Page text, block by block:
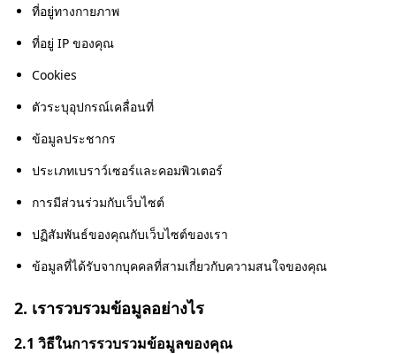
ที่อยู่ทางกายภาพ
ที่อยู่ IP ของคุณ
Cookies
ตัวระบุอุปกรณ์เคลื่อนที่
ข้อมูลประชากร
ประเภทเบราว์เซอร์และคอมพิวเตอร์
การมีส่วนร่วมกับเว็บไซต์
ปฏิสัมพันธ์ของคุณกับเว็บไซต์ของเรา
ข้อมูลที่ได้รับจากบุคคลที่สามเกี่ยวกับความสนใจของคุณ
2. เรารวบรวมข้อมูลอย่างไร
2.1 วิธีในการรวบรวมข้อมูลของคุณ